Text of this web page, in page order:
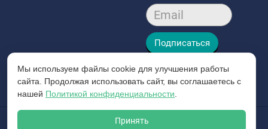
Email
Подписаться
Мы используем файлы cookie для улучшения работы
сайта. Продолжая использовать сайт, вы соглашаетесь с
нашей Политикой конфиденциальности
Принять